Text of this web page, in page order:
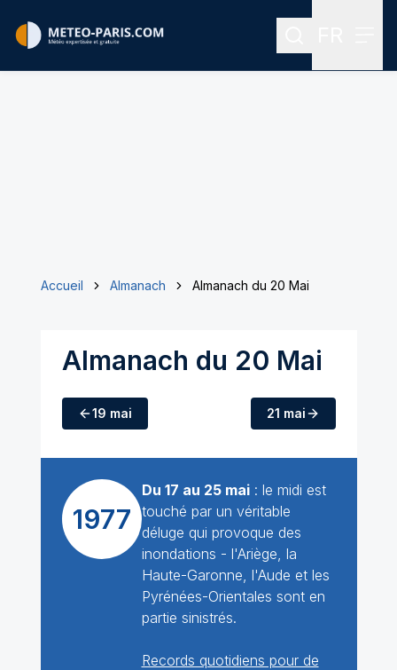
Rechercher
Accueil Almanach Almanach du 20 Mai
Almanach du 20 Mai
19 mai 21 mai
1977
Du 17 au 25 mai: le midi est
touché par un véritable
déluge qui provoque des
inondations - l'Ariège, la
Haute-Garonne, l'Aude et les
Pyrénées-Orientales sont en
partie sinistrés.
Records quotidiens pour de